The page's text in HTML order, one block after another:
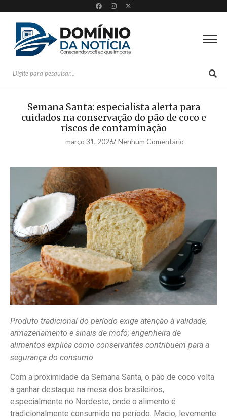
Semana Santa: especialista alerta para
cuidados na conservação do pão de coco e
riscos de contaminação
março 31, 2026/ Nenhum Comentário
Produto tradicional do período exige atenção à validade,
armazenamento e sinais de mofo; engenheira de
alimentos explica como conservantes contribuem para a
segurança do consumo
Com a proximidade da Semana Santa, o pão de coco volta
a ganhar destaque na mesa dos brasileiros,
especialmente no Nordeste, onde o alimento é
tradicionalmente consumido no período. Macio, levemente